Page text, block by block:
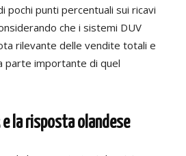
pochi punti percentuali sui ricavi
che i sistemi DUV
rilevante delle vendite totali e
parte importante di quel
e la risposta olandese